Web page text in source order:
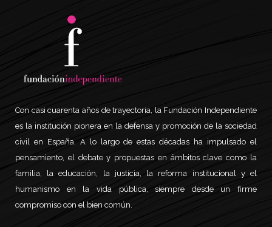
Con casi cuarenta años de trayectoria, la Fundación Independiente
es la institución pionera en la defensa y promoción de la sociedad
civil en España. A lo largo de estas décadas ha impulsado el
pensamiento, el debate y propuestas en ámbitos clave como la
familia, la educación, la justicia, la reforma institucional y el
humanismo en la vida pública, siempre desde un firme
compromiso con el bien común.